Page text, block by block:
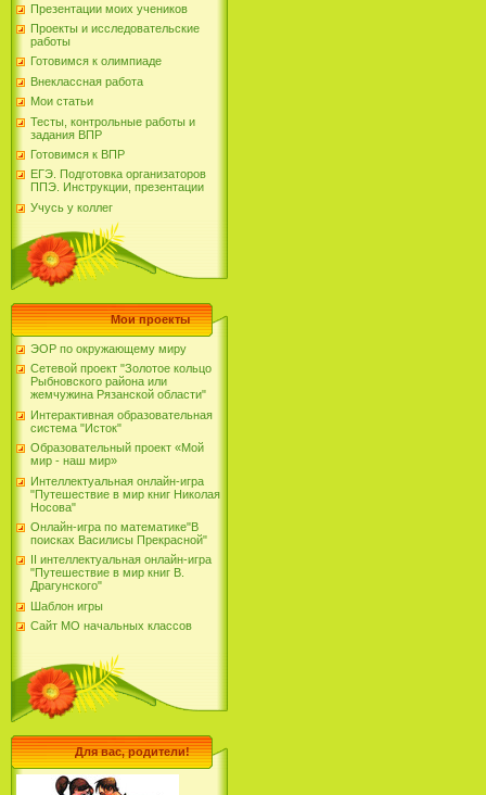
Презентации моих учеников
Проекты и исследовательские
работы
Готовимся к олимпиаде
Внеклассная работа
Мои статьи
Тесты, контрольные работы и
задания ВПР
Готовимся к ВПР
ЕГЭ. Подготовка организаторов
ППЭ. Инструкции, презентации
Учусь у коллег
Мои проекты
ЭОР по окружающему миру
Сетевой проект "Золотое кольцо
Рыбновского района или
жемчужина Рязанской области"
Интерактивная образовательная
система "Исток"
Образовательный проект «Мой
мир - наш мир»
Интеллектуальная онлайн-игра
"Путешествие в мир книг Николая
Носова"
Онлайн-игра по математике"В
поисках Василисы Прекрасной"
II интеллектуальная онлайн-игра
"Путешествие в мир книг В.
Драгунского"
Шаблон игры
Сайт МО начальных классов
Для вас, родители!